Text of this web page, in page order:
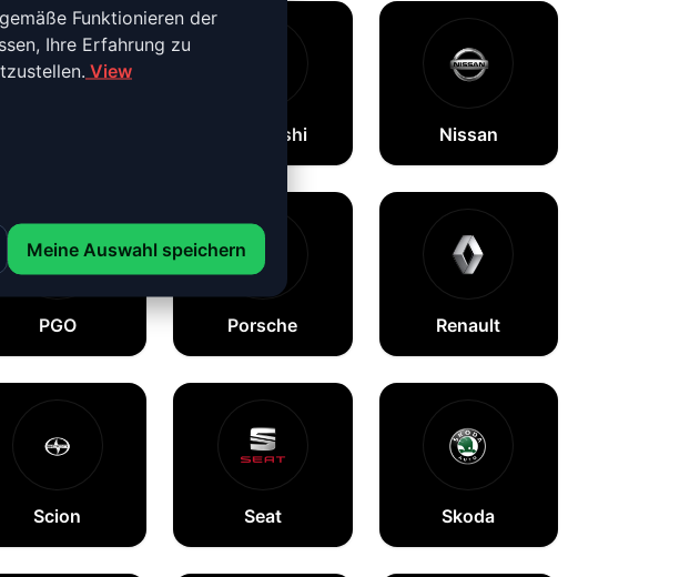
Mitsubishi Nissan
PGO Porsche Renault
Scion Seat Skoda
Funktionieren der
Ihre Erfahrung zu
View
Meine Auswahl speichern